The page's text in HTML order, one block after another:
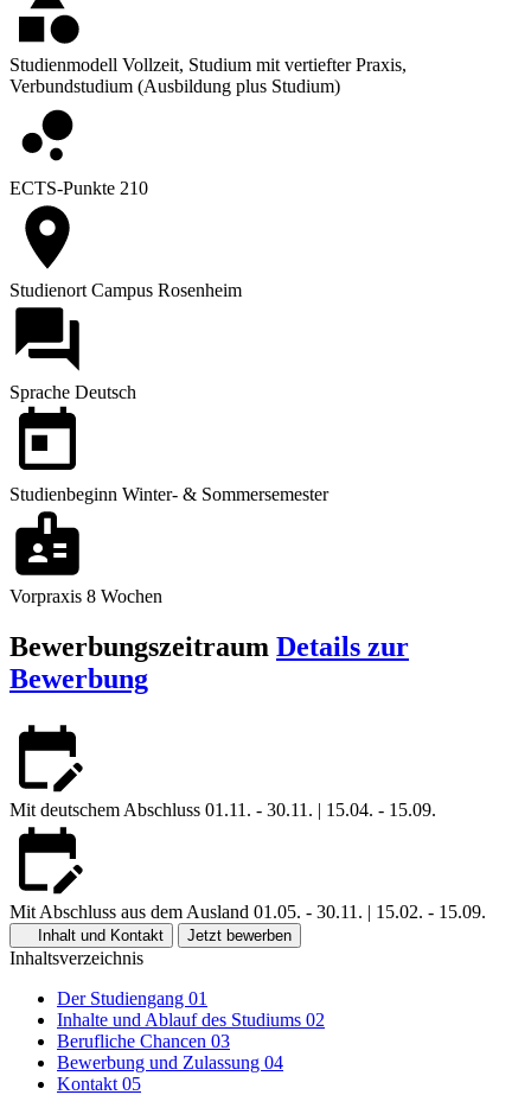
Studienmodell Vollzeit, Studium mit vertiefter Praxis,
Verbundstudium (Ausbildung plus Studium)
ECTS-Punkte 210
StudienortCampus Rosenheim
Sprache Deutsch
Studienbeginn Winter- & Sommersemester
Vorpraxis 8 Wochen
Bewerbungszeitraum Details zur
Bewerbung
Mit deutschem Abschluss 01.11. - 30.11. | 15.04. - 15.09.
Mit Abschluss aus dem Ausland 01.05. - 30.11. | 15.02. - 15.09.
Inhalt und Kontakt Jetzt bewerben
Inhaltsverzeichnis
Der Studiengang 01
Inhalte und Ablauf des Studiums 02
Berufliche Chancen 03
Bewerbung und Zulassung 04
Kontakt 05